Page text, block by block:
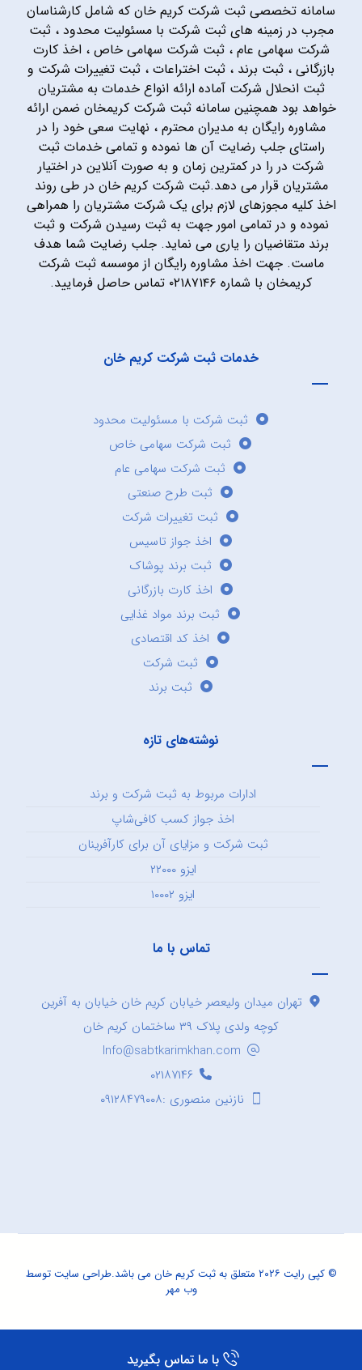
سامانه تخصصی ثبت شرکت کریم خان که شامل کارشناسان
مجرب در زمینه های ثبت شرکت با مسئولیت محدود ، ثبت
شرکت سهامی عام ، ثبت شرکت سهامی خاص ، اخذ کارت
بازرگانی ، ثبت برند ، ثبت اختراعات ، ثبت تغییرات شرکت و
ثبت انحلال شرکت آماده ارائه انواع خدمات به مشتریان
خواهد بود همچنین سامانه ثبت شرکت کریمخان ضمن ارائه
مشاوره رایگان به مدیران محترم ، نهایت سعی خود را در
راستای جلب رضایت آن ها نموده و تمامی خدمات ثبت
شرکت در را در کمترین زمان و به صورت آنلاین در اختیار
مشتریان قرار می دهد.ثبت شرکت کریم خان در طی روند
اخذ کلیه مجوزهای لازم برای یک شرکت مشتریان را همراهی
نموده و در تمامی امور جهت به ثبت رسیدن شرکت و ثبت
برند متقاضیان را یاری می نماید. جلب رضایت شما هدف
ماست. جهت اخذ مشاوره رایگان از موسسه ثبت شرکت
کریمخان با شماره ۰۲۱۸۷۱۴۶ تماس حاصل فرمایید.
خدمات ثبت شرکت کریم خان
ثبت شرکت با مسئولیت محدود
ثبت شرکت سهامی خاص
ثبت شرکت سهامی عام
ثبت طرح صنعتی
ثبت تغییرات شرکت
اخذ جواز تاسیس
ثبت برند پوشاک
اخذ کارت بازرگانی
ثبت برند مواد غذایی
اخذ کد اقتصادی
ثبت شرکت
ثبت برند
نوشته‌های تازه
ادارات مربوط به ثبت شرکت و برند
اخذ جواز کسب کافی‌شاپ
ثبت شرکت و مزایای آن برای کارآفرینان
ایزو ۲۲۰۰۰
ایزو ۱۰۰۰۲
تماس با ما
تهران میدان ولیعصر خیابان کریم خان خیابان به آفرین
کوچه ولدی پلاک ۳۹ ساختمان کریم خان
Info@sabtkarimkhan.com
۰۲۱۸۷۱۴۶
نازنین منصوری :۰۹۱۲۸۴۷۹۰۰۸
© کپی رایت ۲۰۲۶ متعلق به ثبت کریم خان می باشد. طراحی سایتتوسط
وب مهر
با ما تماس بگیرید